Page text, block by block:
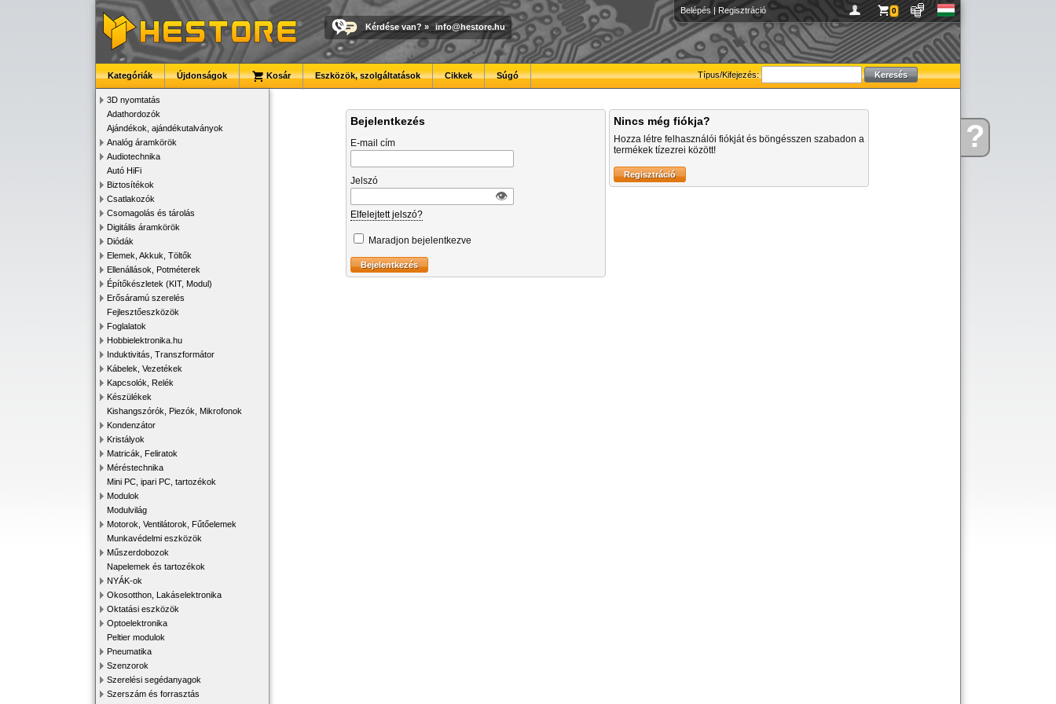
Kérdése?
Belépés | Regisztráció 0
Kérdése van? » info@hestore.hu
Típus/Kifejezés:
Kategóriák Újdonságok Kosár Eszközök, szolgáltatások Cikkek Súgó
3D nyomtatás
Adathordozók
Ajándékok, ajándékutalványok
Analóg áramkörök
Audiotechnika
Autó HiFi
Biztosítékok
Csatlakozók
Csomagolás és tárolás
Digitális áramkörök
Diódák
Elemek, Akkuk, Töltők
Ellenállások, Potméterek
Építőkészletek (KIT, Modul)
Erősáramú szerelés
Fejlesztőeszközök
Foglalatok
Hobbielektronika.hu
Induktivitás, Transzformátor
Kábelek, Vezetékek
Kapcsolók, Relék
Készülékek
Kishangszórók, Piezók, Mikrofonok
Kondenzátor
Kristályok
Matricák, Feliratok
Méréstechnika
Mini PC, ipari PC, tartozékok
Modulok
Modulvilág
Motorok, Ventilátorok, Fűtőelemek
Munkavédelmi eszközök
Műszerdobozok
Napelemek és tartozékok
NYÁK-ok
Okosotthon, Lakáselektronika
Oktatási eszközök
Optoelektronika
Peltier modulok
Pneumatika
Szenzorok
Szerelési segédanyagok
Szerszám és forrasztás
Bejelentkezés
E-mail cím
Jelszó
👁︎
Elfelejtett jelszó?
Maradjon bejelentkezve
Nincs még fiókja?
Hozza létre felhasználói fiókját és böngésszen szabadon a
termékek tízezrei között!